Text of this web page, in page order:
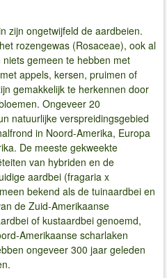
zijn ongetwijfeld de aardbeien.
rozengewas (Rosaceae), ook al
gemeen te hebben met
appels, kersen, pruimen of
gemakkelijk te herkennen door
Ongeveer 20
natuurlijke verspreidingsgebied
in Noord-Amerika, Europa
De meeste gekweekte
van hybriden en de
aardbei (fragaria x
bekend als de tuinaardbei en
de Zuid-Amerikaanse
of kustaardbei genoemd,
Amerikaanse scharlaken
ongeveer 300 jaar geleden